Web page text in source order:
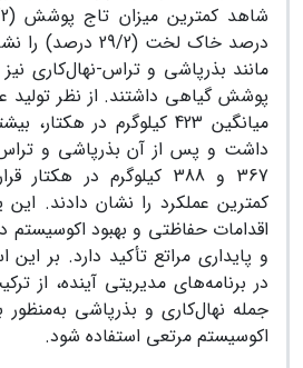
درصد خاک لخت
مانند بذرپاشی و تراس-نهال‌کاری
پوشش گیاهی داشتند. از نظر تولید
میانگین 423 کیلوگرم در
داشت و پس از آن بذرپاشی و
367 و 388 کیلوگرم در
کمترین عملکرد را نشان دادند.
اقدامات حفاظتی و بهبود
و پایداری مراتع تأکید دارد. بر
در برنامه‌های مدیریتی آینده، از
جمله نهال‌کاری و بذرپاشی به‌منظور
اکوسیستم مرتعی استفاده شود.